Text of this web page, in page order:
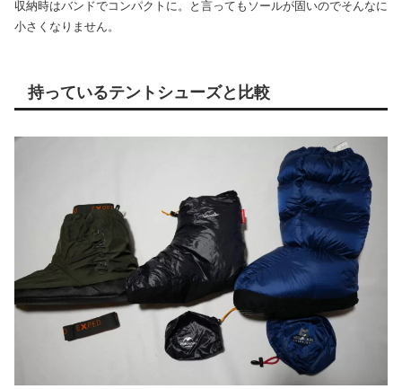
収納時はバンドでコンパクトに。と言ってもソールが固いのでそんなに
小さくなりません。
持っているテントシューズと比較